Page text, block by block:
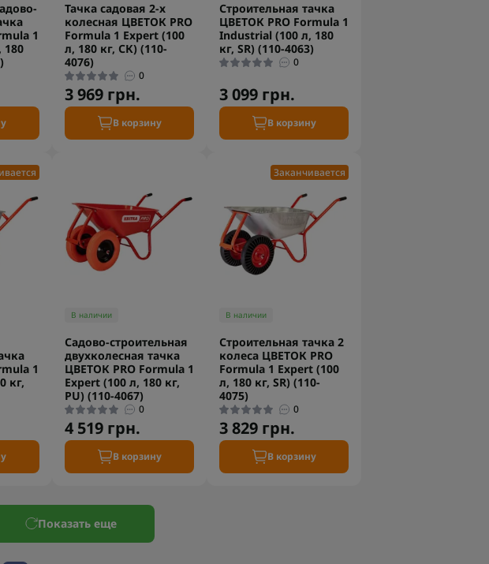
1
180
Тачка садовая 2-х
колесная ЦВЕТОК PRO
Formula 1 Expert (100
л, 180 кг, СК) (110-
4076)
0
3 969 грн.
В корзину
Строительная тачка
ЦВЕТОК PRO Formula 1
Industrial (100 л, 180
кг, SR) (110-4063)
0
3 099 грн.
В корзину
1
кг,
В наличии
Садово-строительная
двухколесная тачка
ЦВЕТОК PRO Formula 1
Expert (100 л, 180 кг,
PU) (110-4067)
0
4 519 грн.
В корзину
Заканчивается
В наличии
Строительная тачка 2
колеса ЦВЕТОК PRO
Formula 1 Expert (100
л, 180 кг, SR) (110-
4075)
0
3 829 грн.
В корзину
Показать еще